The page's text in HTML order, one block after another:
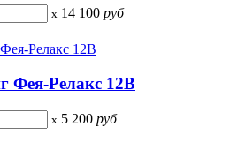
x 14 100 руб
Фея-Релакс 12B
x 5 200 руб